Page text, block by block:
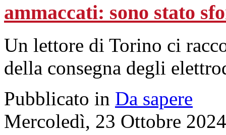
ammaccati: sono stato
Un lettore di Torino ci
della consegna degli
Pubblicato in Da sapere
Mercoledì, 23 Ottobre